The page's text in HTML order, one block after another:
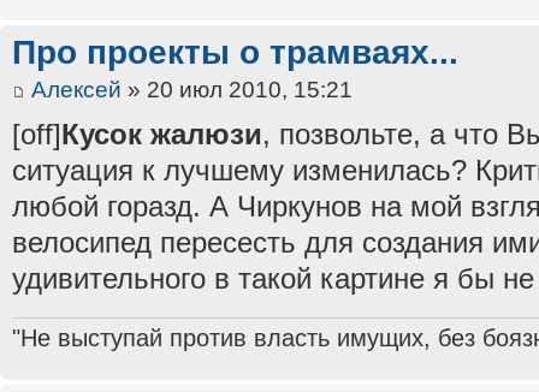
Про проекты о трамваях...
Алексей » 20 июл 2010, 15:21
[off]Кусок жалюзи, позвольте, а что
ситуация к лучшему изменилась?
любой горазд. А Чиркунов на мой
велосипед пересесть для создания
удивительного в такой картине я бы
"Не выступай против власть имущих, без